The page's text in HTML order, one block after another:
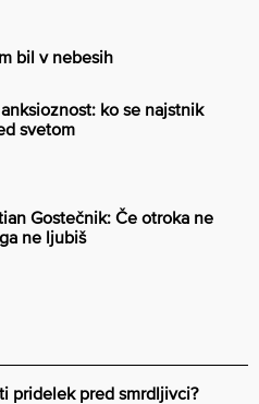
bil v nebesih
ko se najstnik
svetom
Gostečnik: Če otroka ne
ne ljubiš
pridelek pred smrdljivci?